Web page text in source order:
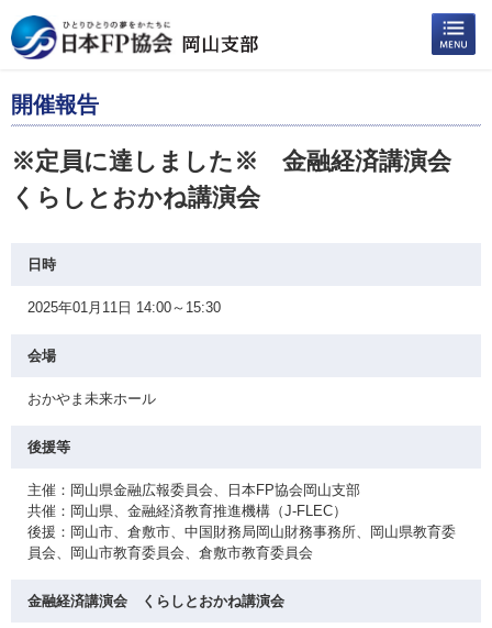
開催報告
※定員に達しました※ 金融経済講演会
くらしとおかね講演会
日時
2025年01月11日 14:00～15:30
会場
おかやま未来ホール
後援等
主催：岡山県金融広報委員会、日本FP協会岡山支部
共催：岡山県、金融経済教育推進機構（J-FLEC）
後援：岡山市、倉敷市、中国財務局岡山財務事務所、岡山県教育委
員会、岡山市教育委員会、倉敷市教育委員会
金融経済講演会 くらしとおかね講演会